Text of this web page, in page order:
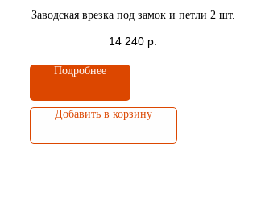
хром c 4-x сторон / Высота полотна
2100 мм.
Заводская врезка под замок и петли 2 шт.
14 240 р.
Подробнее
Добавить в корзину